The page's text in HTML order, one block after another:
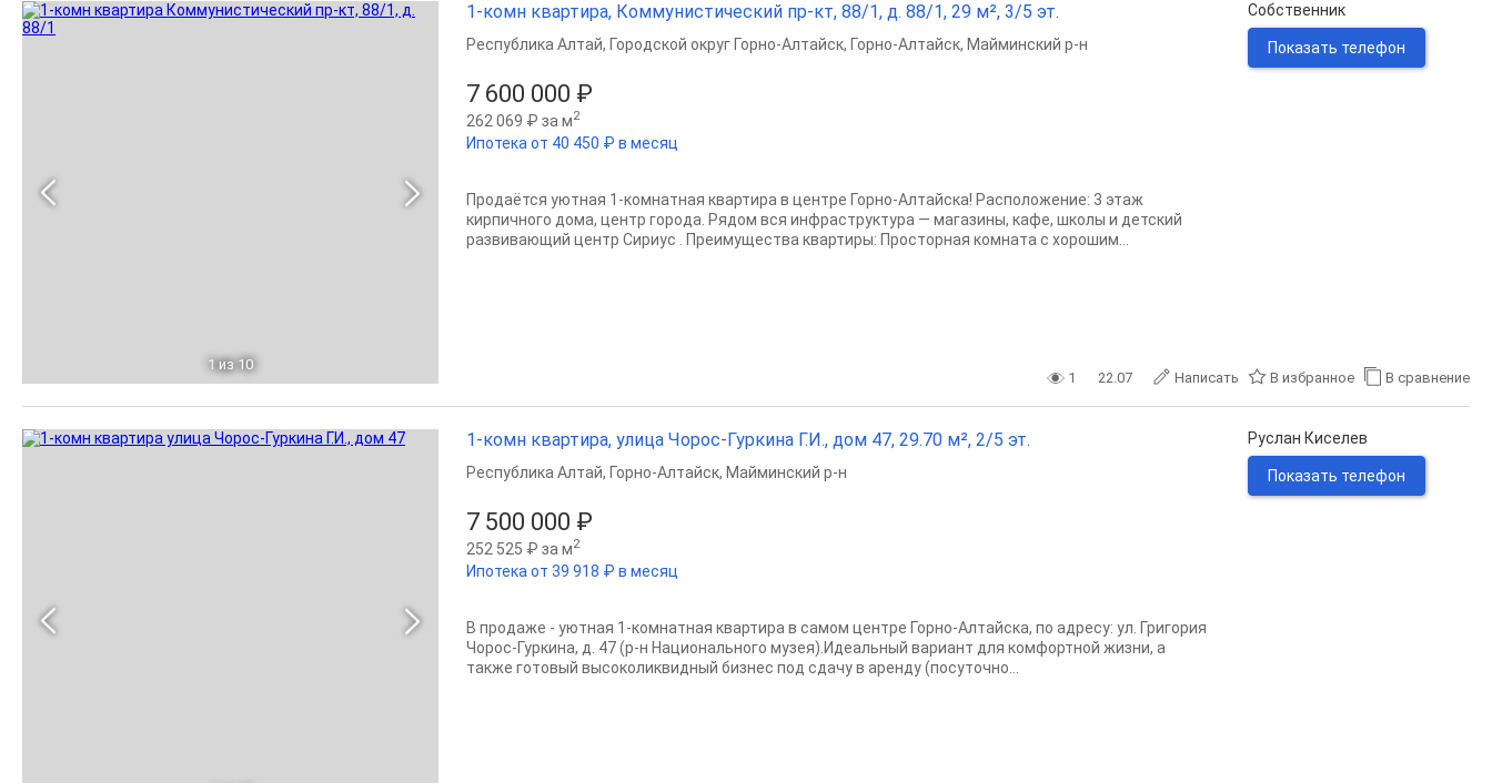
1 из 10
1-комн квартира, Коммунистический пр-кт, 88/1, д. 88/1, 29 м², 3/5 эт.
7 600 000 ₽
262 069 ₽ за м2
Ипотека от 40 450 ₽ в месяц
Республика Алтай, Городской округ Горно-Алтайск, Горно-Алтайск, Майминский р-н
Продаётся уютная 1-комнатная квартира в центре Горно-Алтайска! Расположение: 3 этаж
кирпичного дома, центр города. Рядом вся инфраструктура — магазины, кафе, школы и детский
развивающий центр Сириус . Преимущества квартиры: Просторная комната с хорошим...
Собственник
Показать телефон
1 22.07 Написать В избранное В сравнение
1-комн квартира, улица Чорос-Гуркина Г.И., дом 47, 29.70 м², 2/5 эт.
7 500 000 ₽
252 525 ₽ за м2
Ипотека от 39 918 ₽ в месяц
Республика Алтай, Горно-Алтайск, Майминский р-н
В продаже - уютная 1-комнатная квартира в самом центре Горно-Алтайска, по адресу: ул. Григория
Чорос-Гуркина, д. 47 (р-н Национального музея).Идеальный вариант для комфортной жизни, а
также готовый высоколиквидный бизнес под сдачу в аренду (посуточно...
Руслан Киселев
Показать телефон